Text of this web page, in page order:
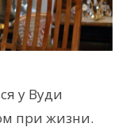
у Вуди
при жизни.